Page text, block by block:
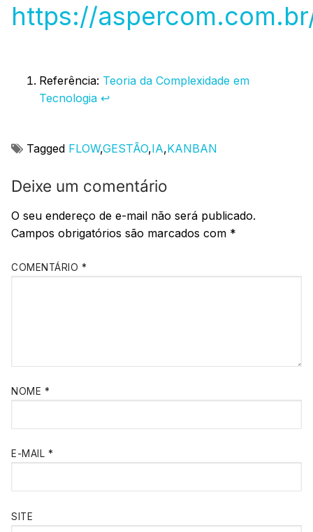
https://
Referência: Teoria da Complexidade em
Tecnologia ↩︎
Tagged FLOW,GESTÃO,IA,KANBAN
Deixe um comentário
O seu endereço de e-mail não será publicado.
Campos obrigatórios são marcados com *
COMENTÁRIO *
NOME *
E-MAIL *
SITE